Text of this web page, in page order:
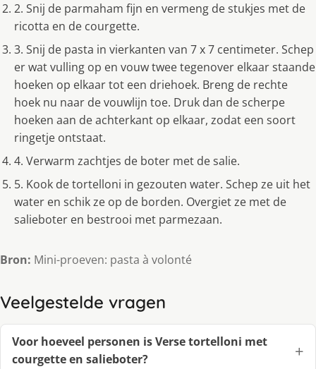
2. Snij de parmaham fijn en vermeng de stukjes met de
ricotta en de courgette.
3. Snij de pasta in vierkanten van 7 x 7 centimeter. Schep
er wat vulling op en vouw twee tegenover elkaar staande
hoeken op elkaar tot een driehoek. Breng de rechte
hoek nu naar de vouwlijn toe. Druk dan de scherpe
hoeken aan de achterkant op elkaar, zodat een soort
ringetje ontstaat.
4. Verwarm zachtjes de boter met de salie.
5. Kook de tortelloni in gezouten water. Schep ze uit het
water en schik ze op de borden. Overgiet ze met de
salieboter en bestrooi met parmezaan.
Bron: Mini-proeven: pasta à volonté
Veelgestelde vragen
Voor hoeveel personen is Verse tortelloni met
courgette en salieboter?